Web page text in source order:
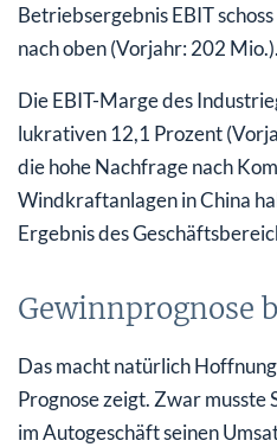
Betriebsergebnis EBIT
nach oben (Vorjahr: 202 Mio.).
Die EBIT-Marge des
lukrativen 12,1 Prozent
die hohe Nachfrage nach
Windkraftanlagen in China
Ergebnis des
Gewinnprognose
Das macht natürlich
Prognose zeigt. Zwar
im Autogeschäft seinen